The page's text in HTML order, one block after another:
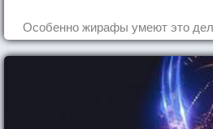
Особенно жирафы умеют это